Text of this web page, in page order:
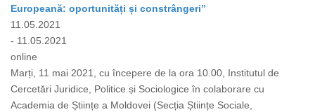
Europeană: oportunități și constrângeri”
11.05.2021
- 11.05.2021
online
Marți, 11 mai 2021, cu începere de la ora 10.00, Institutul de
Cercetări Juridice, Politice și Sociologice în colaborare cu
Academia de Științe a Moldovei (Secția Științe Sociale,